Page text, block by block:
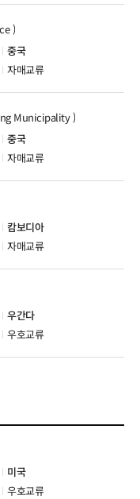
중국
)
자매교류
중국
Municipality )
자매교류
캄보디아
자매교류
우간다
우호교류
미국
우호교류